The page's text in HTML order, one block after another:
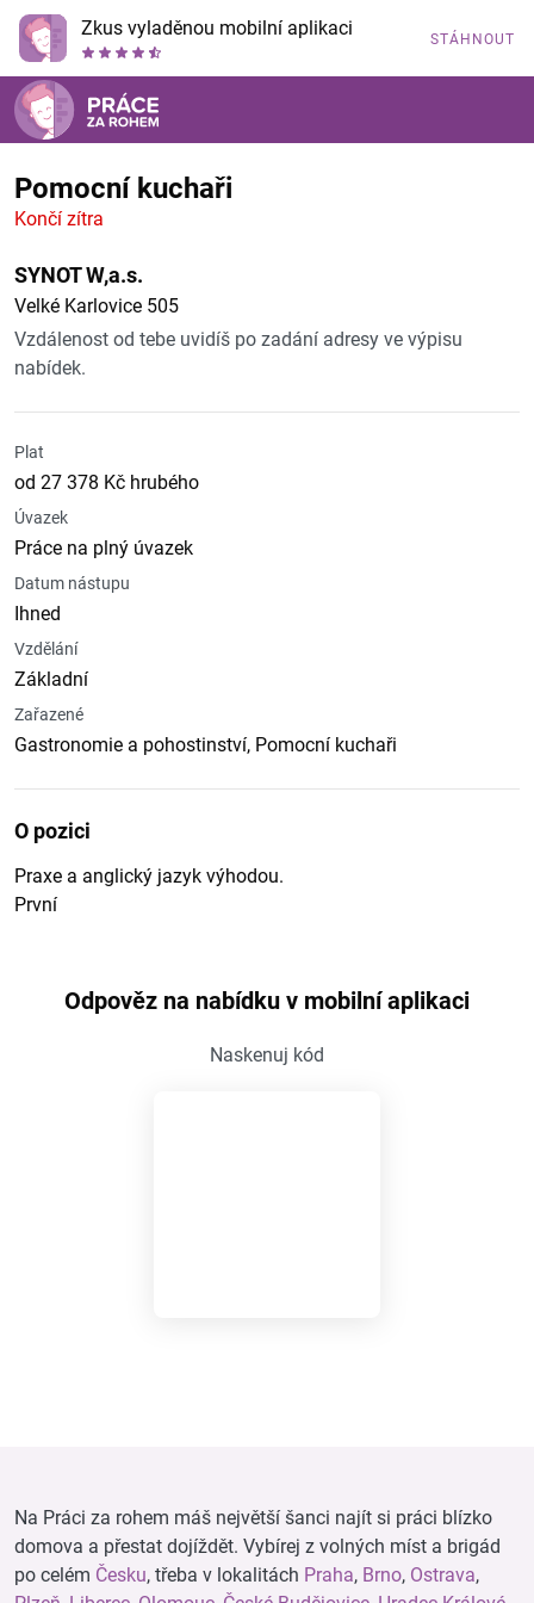
Zkus vyladěnou mobilní aplikaci STÁHNOUT
Pomocní kuchaři
Končí zítra
SYNOT W,a.s.
Velké Karlovice 505
Vzdálenost od tebe uvidíš po zadání adresy ve výpisu
nabídek.
Plat
od 27 378 Kč hrubého
Úvazek
Práce na plný úvazek
Datum nástupu
Ihned
Vzdělání
Základní
Zařazené
Gastronomie a pohostinství, Pomocní kuchaři
O pozici
Praxe a anglický jazyk výhodou.
První
Odpověz na nabídku v mobilní aplikaci
Naskenuj kód
Na Práci za rohem máš největší šanci najít si práci blízko
domova a přestat dojíždět. Vybírej z volných míst a brigád
po celém Česku, třeba v lokalitách Praha, Brno, Ostrava,